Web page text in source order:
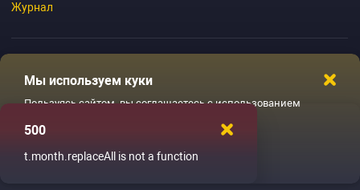
Журнал
Мы используем куки
Пользуясь сайтом, вы соглашаетесь с использованием
Ладненько
500
t.month.replaceAll is not a function